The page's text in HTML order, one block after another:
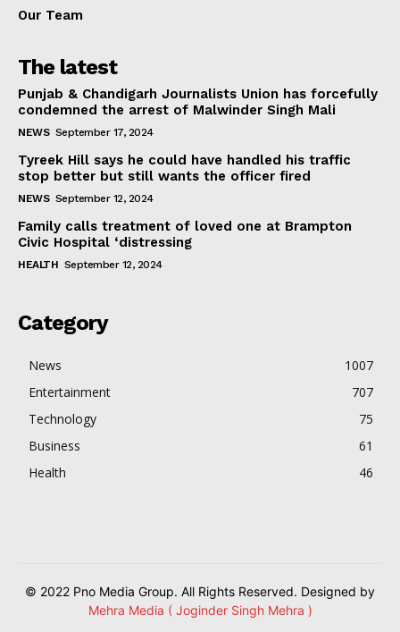
Our Team
The latest
Punjab & Chandigarh Journalists Union has forcefully
condemned the arrest of Malwinder Singh Mali
NEWS September 17, 2024
Tyreek Hill says he could have handled his traffic
stop better but still wants the officer fired
NEWS September 12, 2024
Family calls treatment of loved one at Brampton
Civic Hospital ‘distressing
HEALTH September 12, 2024
Category
News
1007
Entertainment
707
Technology
75
Business
61
Health
46
© 2022 Pno Media Group. All Rights Reserved. Designed by
Mehra Media ( Joginder Singh Mehra )